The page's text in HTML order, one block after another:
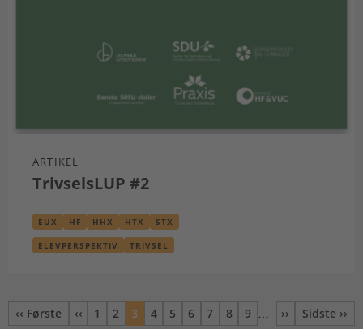
ARTIKEL
TrivselsLUP #2
EUX HF HHX HTX STX
ELEVPERSPEKTIV TRIVSEL
Første side
‹‹ Første
Forrige
‹‹ Side
1 Side
2
Nuværende
3 Side
4 Side
5 Side
6 Side
7 Side
8 Side
9 …
Næste
›› Sidste
Sidste ››